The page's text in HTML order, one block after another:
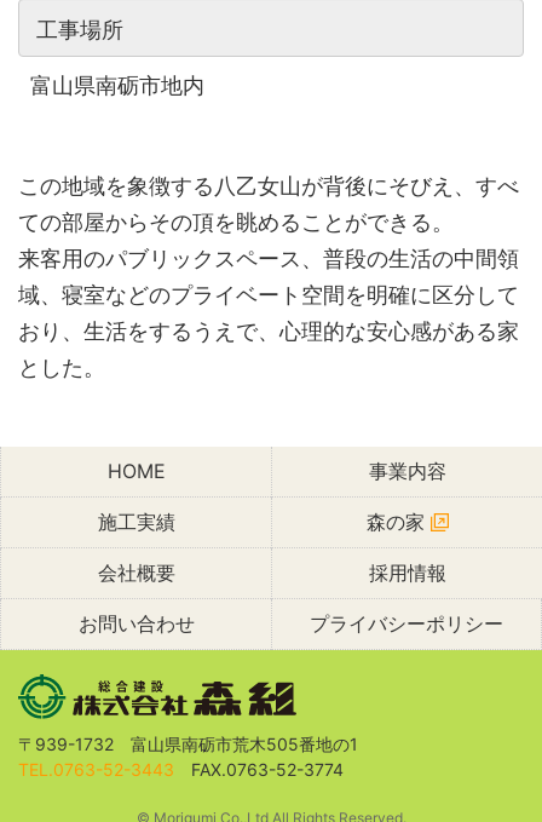
工事場所
富山県南砺市地内
この地域を象徴する八乙女山が背後にそびえ、すべ
ての部屋からその頂を眺めることができる。
来客用のパブリックスペース、普段の生活の中間領
域、寝室などのプライベート空間を明確に区分して
おり、生活をするうえで、心理的な安心感がある家
とした。
HOME 事業内容
施工実績 森の家
会社概要 採用情報
お問い合わせ プライバシーポリシー
〒939-1732 富山県南砺市荒木505番地の1
TEL.0763-52-3443 FAX.0763-52-3774
© Morigumi Co.,Ltd All Rights Reserved.